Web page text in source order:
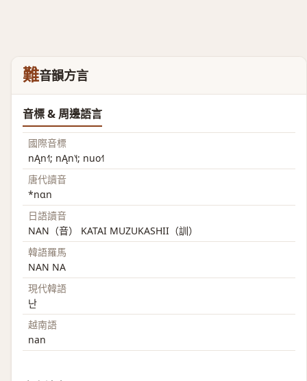
難音韻方言
音標 & 周邊語言
國際音標
nĄn˧˥; nĄn˥˧; nuo˧˥
唐代讀音
*nɑn
日語讀音
NAN（音） KATAI MUZUKASHII（訓）
韓語羅馬
NAN NA
現代韓語
난
越南語
nan